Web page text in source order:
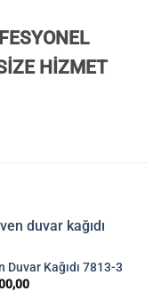
HİZMET
Duvar Kağıdı 7813-3